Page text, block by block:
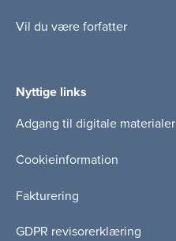
Vil du være forfatter
Nyttige links
Adgang til digitale materialer
Cookieinformation
Fakturering
GDPR revisorerklæring